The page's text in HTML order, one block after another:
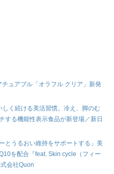
ュアブル「オラフル クリア」新発
く続ける美活習慣。冷え、脚のむ
する機能性表示食品が新登場／新日
とうるおい維持をサポートする」美
を配合『feat. Skin cycle（フィー
会社Quon